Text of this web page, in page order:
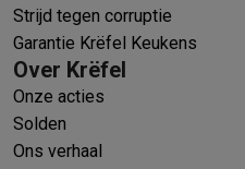
Strijd tegen corruptie
Garantie Krëfel Keukens
Over Krëfel
Onze acties
Solden
Ons verhaal